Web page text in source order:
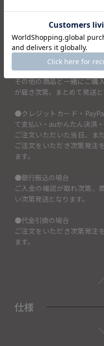
（例）「隆夫のどんぶり」
前（3文字まで）の項目に
はご注文をいただき次第、
す。ご注文をいただいてか
お時間がかかります。
その他の商品と一緒にご購
が届き次第、まとめて発送と
●クレジットカード・
て支払い・auかんたん決済
ご注文いただいた当日、ま
ご注文をいただき次第発注
ます。
●銀行振込の場合
ご入金の確認が取れ次第、
い次第発送となります。
●代金引換の場合
ご注文をいただき次第発注
ます。
仕様